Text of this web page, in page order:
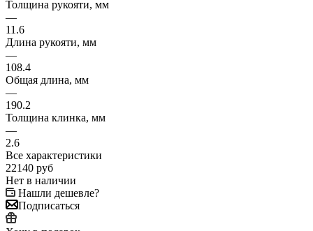
Толщина рукояти, мм
—
11.6
Длина рукояти, мм
—
108.4
Общая длина, мм
—
190.2
Толщина клинка, мм
—
2.6
Все характеристики
22140 руб
Нет в наличии
Нашли дешевле?
Подписаться